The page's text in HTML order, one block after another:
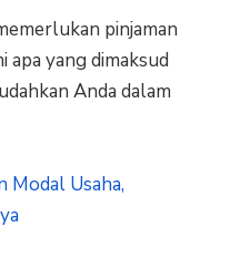
pinjaman
apa yang dimaksud
Anda dalam
Modal Usaha,